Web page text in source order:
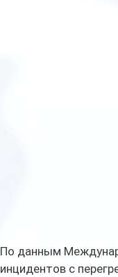
По данным
инцидентов с